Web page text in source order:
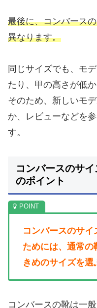
最後に、コンバース
異なります。
同じサイズでも、モ
たり、甲の高さが低
そのため、新しいモ
か、レビューなどを
す。
コンバースのサ
のポイント
コンバースのサ
ためには、通常
きめのサイズを選
コンバースの靴は一